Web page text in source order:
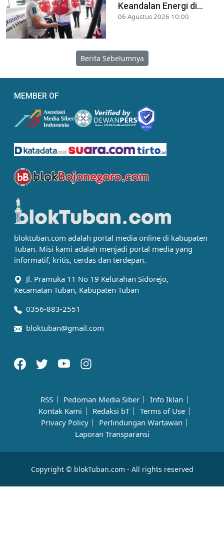
Keandalan Energi di...
06 Agustus 2026 10:00
Berita Sebelumnya
MEMBER OF
bloktuban.com adalah portal media online di kabupaten
Tuban. Misi kami adalah menjadi portal media yang
informatif, kritis, cerdas dan terdepan.
Jl. Pramuka 11 No 19 Kelurahan Sidorejo,
Kecamatan Tuban, Kabupaten Tuban
0356-883-2551
bloktuban@gmail.com
RSS Pedoman Media Siber
Info Iklan
Kontak Kami
Redaksi bT
Terms of Use
Privacy Policy
Perlindungan Wartawan
Laporan Transparansi
Copyright © blokTuban.com - All rights reserved